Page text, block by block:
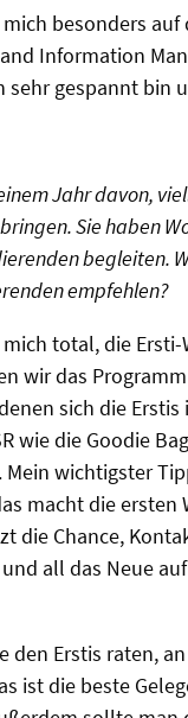
besonders
Information
sehr gespannt bin
Jahr davon,
Sie haben
begleiten.
empfehlen?
total, die
wir das
sich die
wie die Goodie
wichtigster
macht die ersten
die Chance,
all das Neue
den Erstis raten,
ist die beste